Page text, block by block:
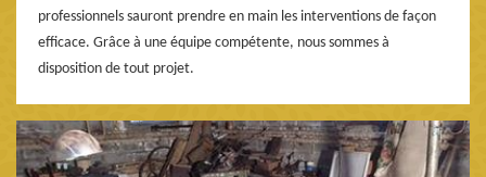
professionnels sauront prendre en main les interventions de façon
efficace. Grâce à une équipe compétente, nous sommes à
disposition de tout projet.